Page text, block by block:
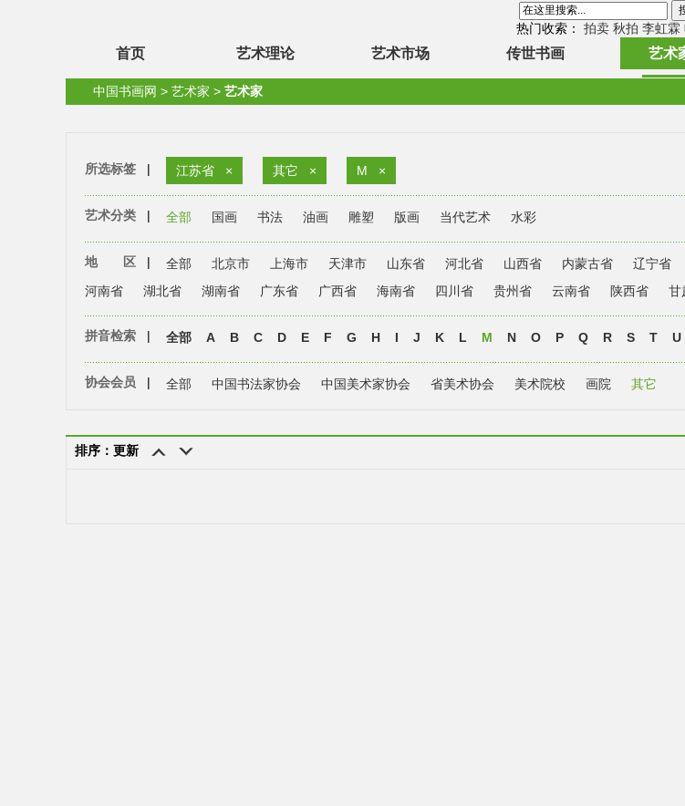
热门收索： 拍卖 秋拍 李虹霖
首页 艺术理论 艺术市场 传世书画 艺术
中国书画网 > 艺术家 > 艺术家
所选标签 | 江苏省 × 其它 × M ×
艺术分类 | 全部 国画 书法 油画 雕塑 版画 当代艺术 水彩
地 区 | 全部 北京市 上海市 天津市 山东省 河北省 山西省 内蒙古省 辽宁省
河南省
湖北省 湖南省 广东省 广西省 海南省 四川省 贵州省 云南省 陕西省 甘
拼音检索 | 全部 A B C D E F G H I J K L M N O P Q R S T U
协会会员 | 全部 中国书法家协会 中国美术家协会 省美术协会 美术院校 画院 其它
排序：更新